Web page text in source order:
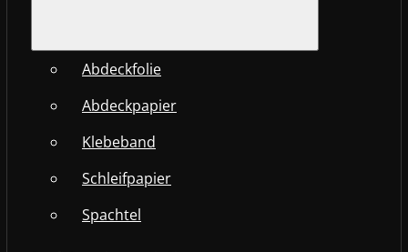
Abdeckfolie
Abdeckpapier
Klebeband
Schleifpapier
Spachtel